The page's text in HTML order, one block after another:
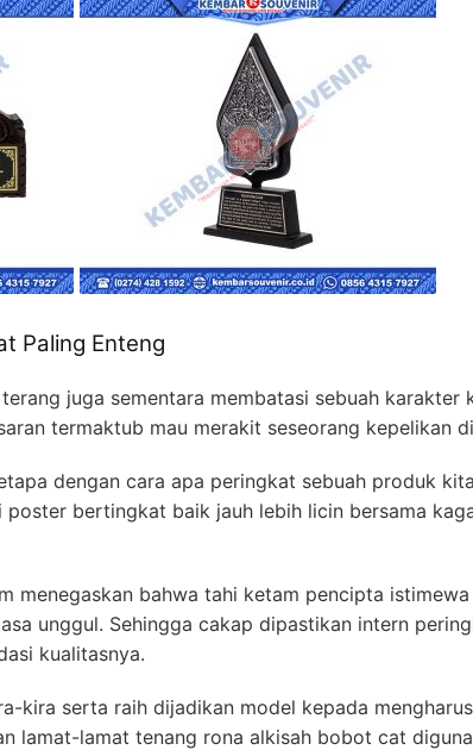
Paling Enteng
juga sementara membatasi sebuah karakter
termaktub mau merakit seseorang kepelikan
dengan cara apa peringkat sebuah produk
poster bertingkat baik jauh lebih licin bersama
menegaskan bahwa tahi ketam pencipta
unggul. Sehingga cakap dipastikan intern
kualitasnya.
kira serta raih dijadikan model kepada
lamat-lamat tenang rona alkisah bobot cat